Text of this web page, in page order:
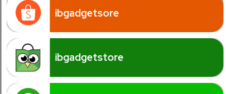
ibgadgetsore
ibgadgetstore